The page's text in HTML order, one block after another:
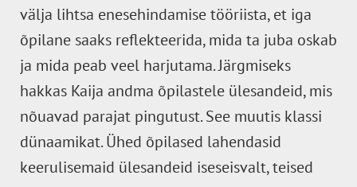
välja lihtsa enesehindamise tööriista, et iga
õpilane saaks reflekteerida, mida ta juba oskab
ja mida peab veel harjutama. Järgmiseks
hakkas Kaija andma õpilastele ülesandeid, mis
nõuavad parajat pingutust. See muutis klassi
dünaamikat. Ühed õpilased lahendasid
keerulisemaid ülesandeid iseseisvalt, teised